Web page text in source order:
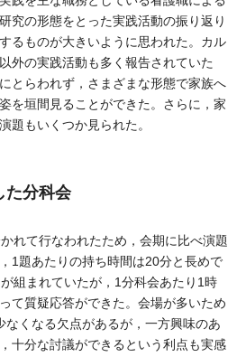
究の形態をとった実践活動の振り返り
るものが大きいように思われた。カル
外の実践活動も多く報告されていた
とらわれず，さまざまな形態で家族へ
を垣間見ることができた。さらに，家
題もいくつか見られた。
た分科会
れて行なわれたため，会期に比べ演題
1題あたりの持ち時間は20分と長めで
組まれていたが，1分科会あたり1時
て質疑応答ができた。会場が多いため
なくなる欠点があるが，一方興味のあ
十分な討議ができるという利点も実感